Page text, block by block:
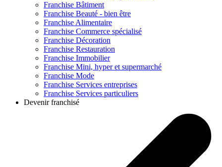
Franchise Bâtiment
Franchise Beauté - bien être
Franchise Alimentaire
Franchise Commerce spécialisé
Franchise Décoration
Franchise Restauration
Franchise Immobilier
Franchise Mini, hyper et supermarché
Franchise Mode
Franchise Services entreprises
Franchise Services particuliers
Devenir franchisé